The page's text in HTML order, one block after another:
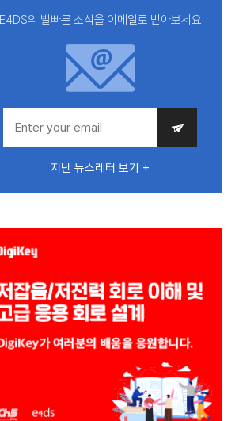
E4DS의 발빠른 소식을 이메일로 받아보세요
지난 뉴스레터 보기 +